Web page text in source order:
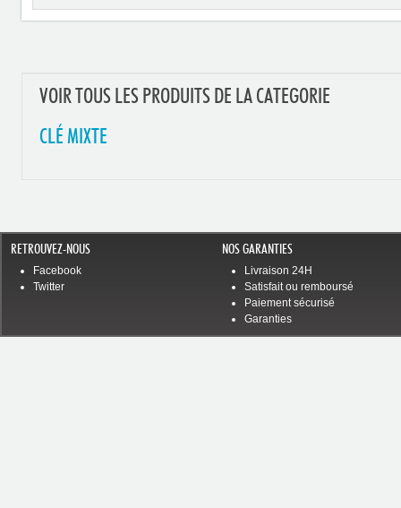
VOIR TOUS LES PRODUITS DE LA CATEGORIE
CLÉ MIXTE
RETROUVEZ-NOUS
Facebook
Twitter
NOS GARANTIES
Livraison 24H
Satisfait ou remboursé
Paiement sécurisé
Garanties